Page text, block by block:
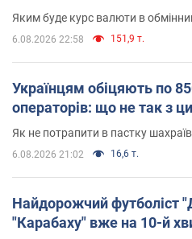
Яким буде курс валюти в
6.08.2026 22:58 151,9 т.
Українцям обіцяють по
операторів: що не так з
Як не потрапити в пастку шахраїв
6.08.2026 21:02 16,6 т.
Найдорожчий футболіст
"Карабаху" вже на 10-й